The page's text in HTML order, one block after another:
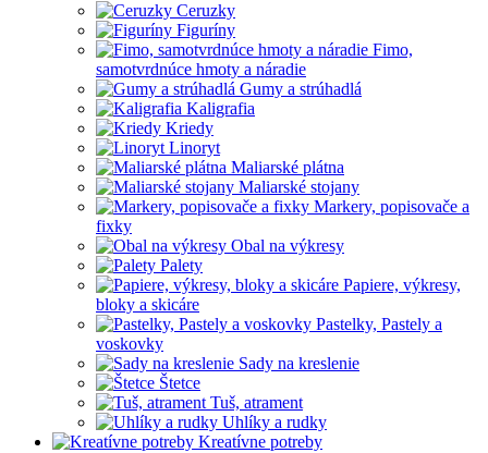
Ceruzky
Figuríny
Fimo,
samotvrdnúce hmoty a náradie
Gumy a strúhadlá
Kaligrafia
Kriedy
Linoryt
Maliarské plátna
Maliarské stojany
Markery, popisovače a
fixky
Obal na výkresy
Palety
Papiere, výkresy,
bloky a skicáre
Pastelky, Pastely a
voskovky
Sady na kreslenie
Štetce
Tuš, atrament
Uhlíky a rudky
Kreatívne potreby